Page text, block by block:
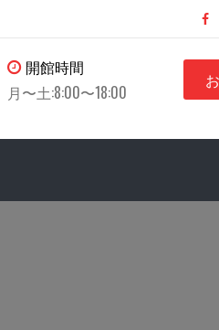
開館時間
月〜土:8:00〜18:00